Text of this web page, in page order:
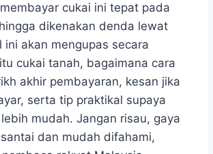
cukai ini tepat pada
dikenakan denda lewat
ini akan mengupas secara
cukai tanah, bagaimana cara
akhir pembayaran, kesan jika
serta tip praktikal supaya
mudah. Jangan risau, gaya
dan mudah difahami,